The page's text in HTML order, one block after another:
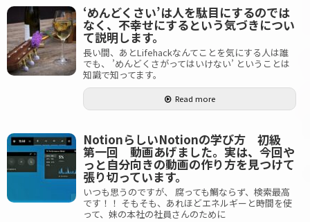
‘めんどくさい’は人を駄目にするのでは
なく、不幸せにするという気づきについ
て説明します。
長い間、あとLifehackなんてことを気にする人は誰
でも、 ’めんどくさがってはいけない’ ということは
知識で知ってます。
Read more
NotionらしいNotionの学び方 初級
第一回 動画あげました。実は、今回や
っと自分向きの動画の作り方を見つけて
張り切っています。
いつも思うのですが、 腐っても鯛ならず、検索最高
です！！ そもそも、あれほどエネルギーと時間を使
って、妹の本社の社員さんのために